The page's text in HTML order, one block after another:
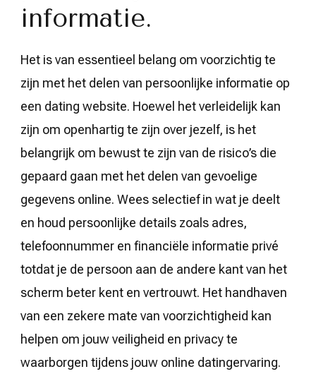
informatie.
Het is van essentieel belang om voorzichtig te
zijn met het delen van persoonlijke informatie op
een dating website. Hoewel het verleidelijk kan
zijn om openhartig te zijn over jezelf, is het
belangrijk om bewust te zijn van de risico’s die
gepaard gaan met het delen van gevoelige
gegevens online. Wees selectief in wat je deelt
en houd persoonlijke details zoals adres,
telefoonnummer en financiële informatie privé
totdat je de persoon aan de andere kant van het
scherm beter kent en vertrouwt. Het handhaven
van een zekere mate van voorzichtigheid kan
helpen om jouw veiligheid en privacy te
waarborgen tijdens jouw online datingervaring.